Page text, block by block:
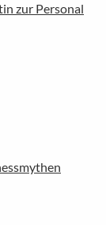
zur Personal